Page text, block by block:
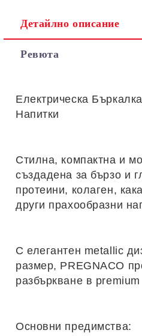
Детайлно описание
Ревюта
Електрическа
Напитки
Стилна, компактна и
създадена за бързо и
протеини, колаген,
други прахообразни
С елегантен metallic
размер, PREGNACO
разбъркване в
Основни предимства: